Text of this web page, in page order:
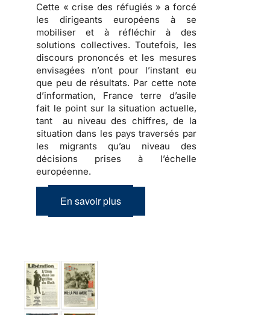
Cette « crise des réfugiés » a forcé
les dirigeants européens à se
mobiliser et à réfléchir à des
solutions collectives. Toutefois, les
discours prononcés et les mesures
envisagées n’ont pour l’instant eu
que peu de résultats. Par cette note
d’information, France terre d’asile
fait le point sur la situation actuelle,
tant au niveau des chiffres, de la
situation dans les pays traversés par
les migrants qu’au niveau des
décisions prises à l’échelle
européenne.
En savoir plus